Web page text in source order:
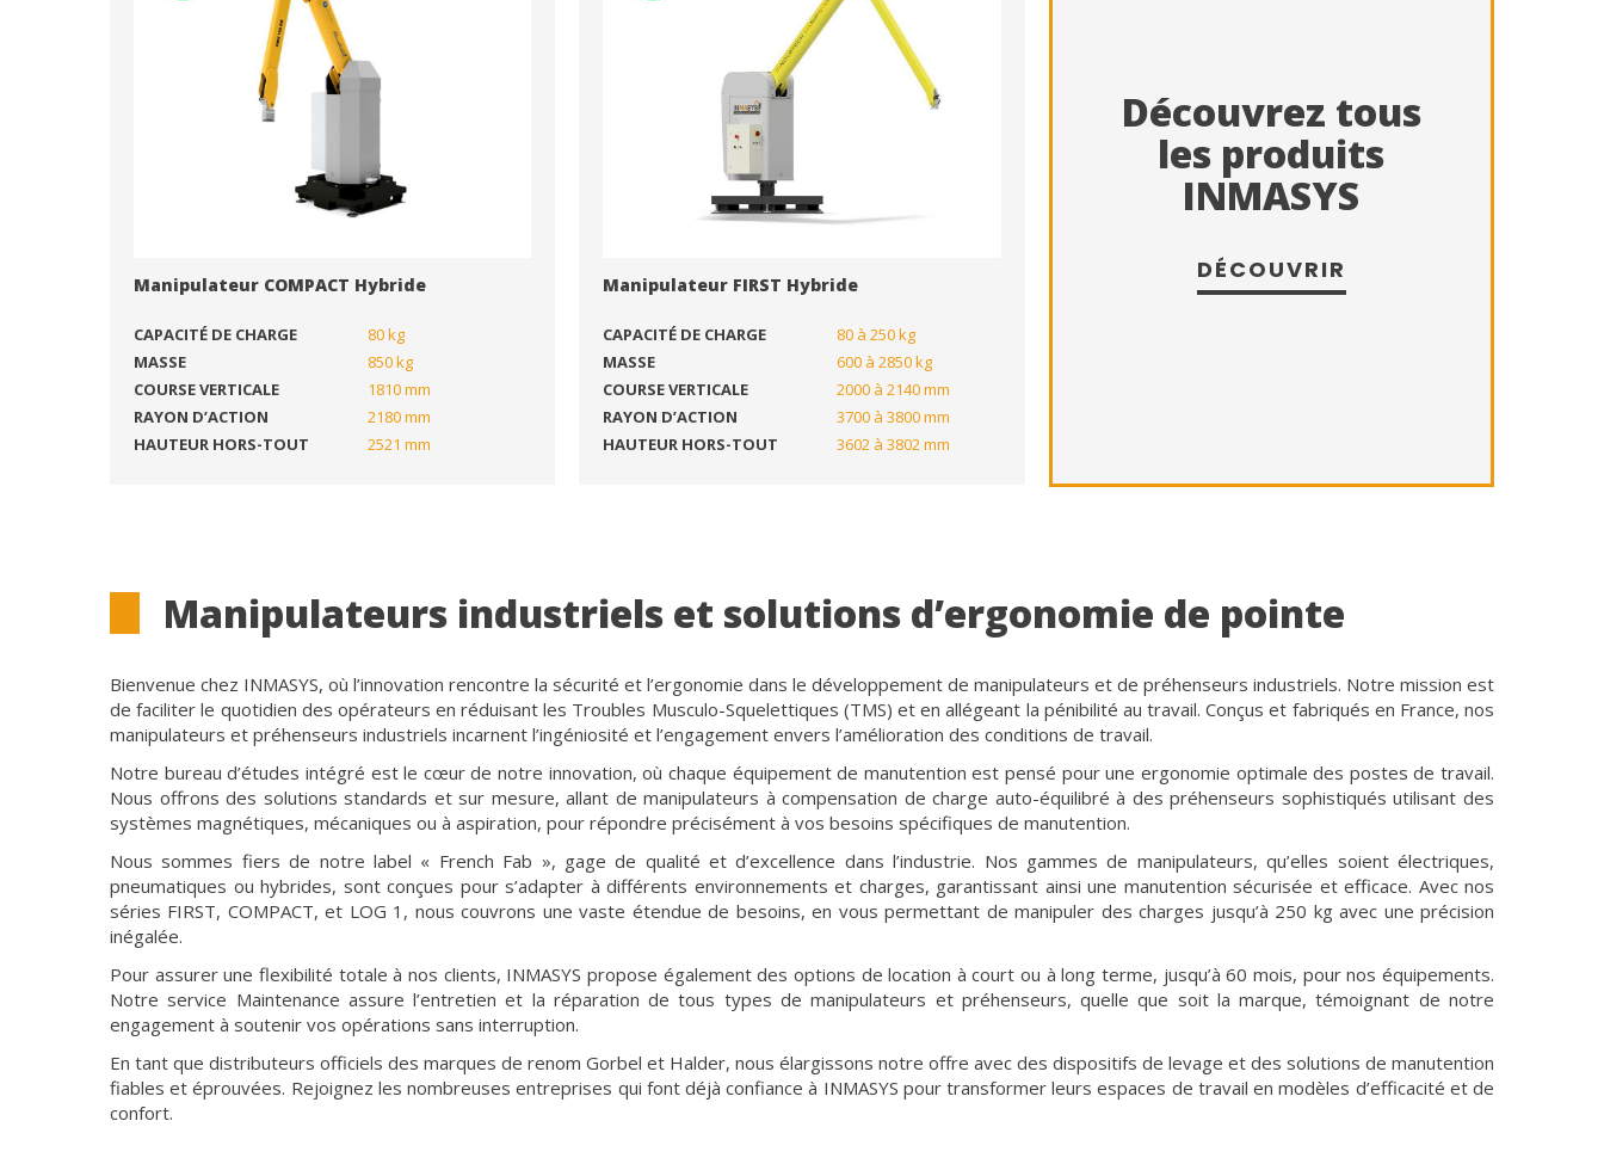
Manipulateur COMPACT Hybride
CAPACITÉ DE CHARGE
80 kg
MASSE
850 kg
COURSE VERTICALE
1810 mm
RAYON D’ACTION
2180 mm
HAUTEUR HORS-TOUT
2521 mm
Manipulateur FIRST Hybride
CAPACITÉ DE CHARGE
80 à 250 kg
MASSE
600 à 2850 kg
COURSE VERTICALE
2000 à 2140 mm
RAYON D’ACTION
3700 à 3800 mm
HAUTEUR HORS-TOUT
3602 à 3802 mm
Découvrez tous
les produits
INMASYS
DÉCOUVRIR
Manipulateurs industriels et solutions d’ergonomie de pointe
Bienvenue chez INMASYS, où l’innovation rencontre la sécurité et l’ergonomie dans le développement de manipulateurs et de préhenseurs industriels. Notre mission est
de faciliter le quotidien des opérateurs en réduisant les Troubles Musculo-Squelettiques (TMS) et en allégeant la pénibilité au travail. Conçus et fabriqués en France, nos
manipulateurs et préhenseurs industriels incarnent l’ingéniosité et l’engagement envers l’amélioration des conditions de travail.
Notre bureau d’études intégré est le cœur de notre innovation, où chaque équipement de manutention est pensé pour une ergonomie optimale des postes de travail.
Nous offrons des solutions standards et sur mesure, allant de manipulateurs à compensation de charge auto-équilibré à des préhenseurs sophistiqués utilisant des
systèmes magnétiques, mécaniques ou à aspiration, pour répondre précisément à vos besoins spécifiques de manutention.
Nous sommes fiers de notre label « French Fab », gage de qualité et d’excellence dans l’industrie. Nos gammes de manipulateurs, qu’elles soient électriques,
pneumatiques ou hybrides, sont conçues pour s’adapter à différents environnements et charges, garantissant ainsi une manutention sécurisée et efficace. Avec nos
séries FIRST, COMPACT, et LOG 1, nous couvrons une vaste étendue de besoins, en vous permettant de manipuler des charges jusqu’à 250 kg avec une précision
inégalée.
Pour assurer une flexibilité totale à nos clients, INMASYS propose également des options de location à court ou à long terme, jusqu’à 60 mois, pour nos équipements.
Notre service Maintenance assure l’entretien et la réparation de tous types de manipulateurs et préhenseurs, quelle que soit la marque, témoignant de notre
engagement à soutenir vos opérations sans interruption.
En tant que distributeurs officiels des marques de renom Gorbel et Halder, nous élargissons notre offre avec des dispositifs de levage et des solutions de manutention
fiables et éprouvées. Rejoignez les nombreuses entreprises qui font déjà confiance à INMASYS pour transformer leurs espaces de travail en modèles d’efficacité et de
confort.